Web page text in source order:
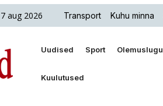
aug 2026 Transport Kuhu minna
Uudised Sport Olemuslugu
Kuulutused